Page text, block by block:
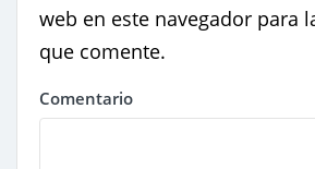
web en este navegador para
que comente.
Comentario